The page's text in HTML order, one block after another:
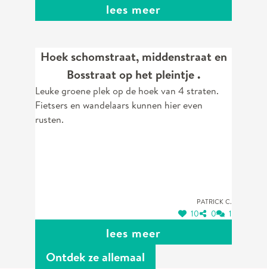
lees meer
Hoek schomstraat, middenstraat en
Bosstraat op het pleintje .
Leuke groene plek op de hoek van 4 straten.
Fietsers en wandelaars kunnen hier even
rusten.
Patrick C.
10 0 1
lees meer
Ontdek ze allemaal